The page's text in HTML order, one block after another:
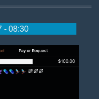
- 08:30